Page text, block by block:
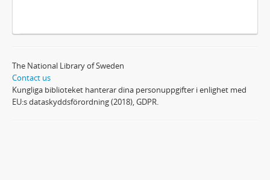
The National Library of Sweden
Contact us
Kungliga biblioteket hanterar dina personuppgifter i enlighet med
EU:s dataskyddsförordning (2018), GDPR.